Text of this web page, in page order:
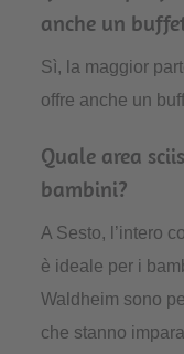
anche un
Sì, la maggior
offre anche un
Quale area
bambini?
A Sesto, l’intero
è ideale per i
Waldheim sono
che stanno